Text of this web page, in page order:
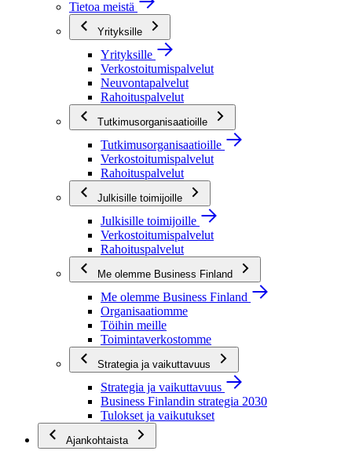
Tietoa meistä
Yrityksille
Yrityksille
Verkostoitumispalvelut
Neuvontapalvelut
Rahoituspalvelut
Tutkimusorganisaatioille
Tutkimusorganisaatioille
Verkostoitumispalvelut
Rahoituspalvelut
Julkisille toimijoille
Julkisille toimijoille
Verkostoitumispalvelut
Rahoituspalvelut
Me olemme Business Finland
Me olemme Business Finland
Organisaatiomme
Töihin meille
Toimintaverkostomme
Strategia ja vaikuttavuus
Strategia ja vaikuttavuus
Business Finlandin strategia 2030
Tulokset ja vaikutukset
Ajankohtaista